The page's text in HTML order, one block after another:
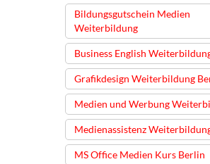
Bildungsgutschein Medien
Weiterbildung
Business English
Grafikdesign Weiterbildung
Medien und Werbung
Medienassistenz
MS Office Medien Kurs Berlin